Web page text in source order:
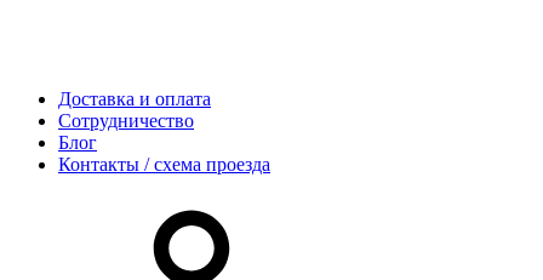
Доставка и оплата
Сотрудничество
Блог
Контакты / схема проезда